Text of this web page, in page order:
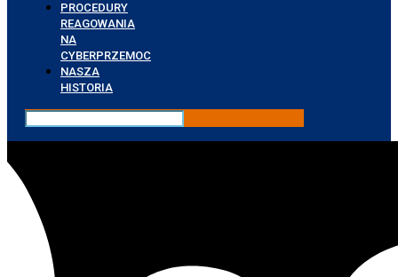
PROCEDURY
REAGOWANIA
NA
CYBERPRZEMOC
NASZA
HISTORIA